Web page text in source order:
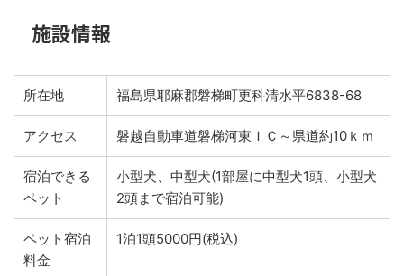
施設情報
所在地 福島県耶麻郡磐梯町更科清水平6838-68
アクセス 磐越自動車道磐梯河東ＩＣ～県道約10ｋｍ
宿泊できる
ペット
小型犬、中型犬(1部屋に中型犬1頭、小型犬
2頭まで宿泊可能)
ペット宿泊
料金
1泊1頭5000円(税込)